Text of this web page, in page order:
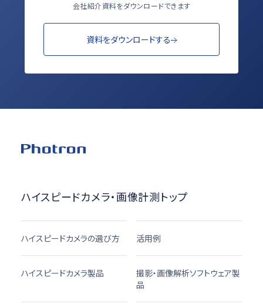
会社紹介資料をダウンロードできます
資料をダウンロードする
ハイスピードカメラ・画像計測トップ
ハイスピードカメラの選び方 活用例
ハイスピードカメラ製品
撮影・画像解析ソフトウェア製
品